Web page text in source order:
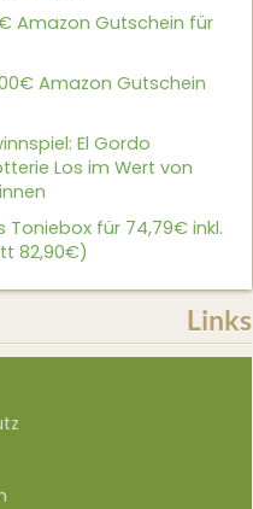
Amazon Gutschein für
Amazon Gutschein
El Gordo
Los im Wert von
Toniebox für 74,79€ inkl.
82,90€)
Links